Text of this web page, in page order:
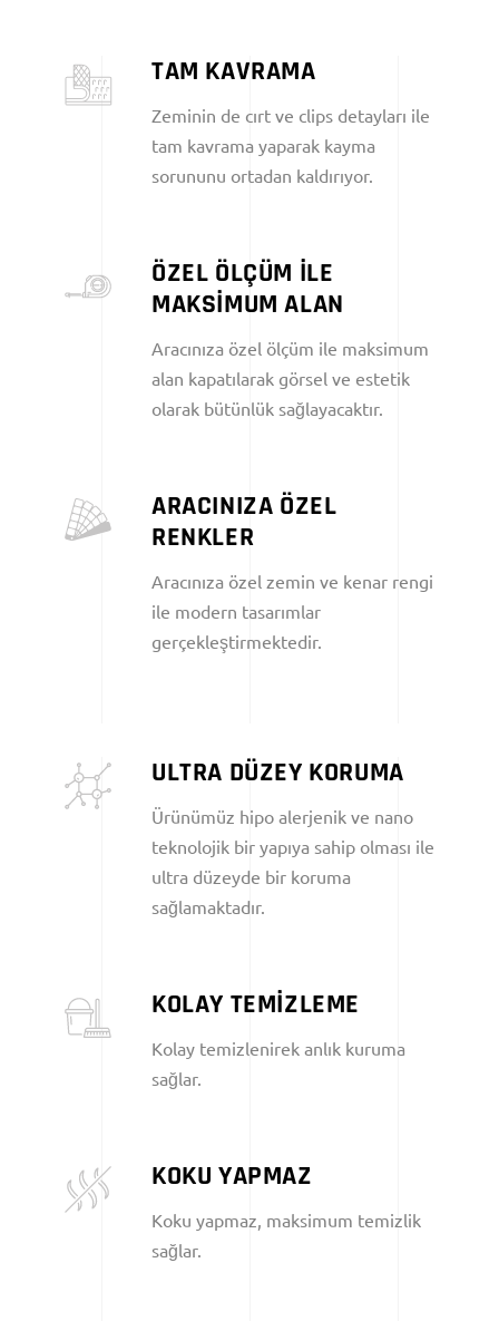
TAM KAVRAMA
Zeminin de cırt ve clips detayları ile
tam kavrama yaparak kayma
sorununu ortadan kaldırıyor.
ÖZEL ÖLÇÜM İLE
MAKSİMUM ALAN
Aracınıza özel ölçüm ile maksimum
alan kapatılarak görsel ve estetik
olarak bütünlük sağlayacaktır.
ARACINIZA ÖZEL
RENKLER
Aracınıza özel zemin ve kenar rengi
ile modern tasarımlar
gerçekleştirmektedir.
ULTRA DÜZEY KORUMA
Ürünümüz hipo alerjenik ve nano
teknolojik bir yapıya sahip olması ile
ultra düzeyde bir koruma
sağlamaktadır.
KOLAY TEMİZLEME
Kolay temizlenirek anlık kuruma
sağlar.
KOKU YAPMAZ
Koku yapmaz, maksimum temizlik
sağlar.